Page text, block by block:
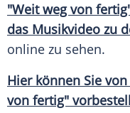
"Weit weg von
das Musikvideo zu
online zu sehen.
Hier können Sie
von fertig"